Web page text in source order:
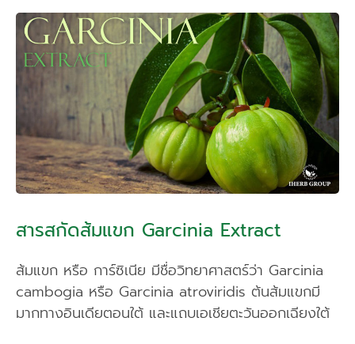
สารสกัดส้มแขก Garcinia Extract
ส้มแขก หรือ การ์ซิเนีย มีชื่อวิทยาศาสตร์ว่า Garcinia
cambogia หรือ Garcinia atroviridis ต้นส้มแขกมี
มากทางอินเดียตอนใต้ และแถบเอเชียตะวันออกเฉียงใต้